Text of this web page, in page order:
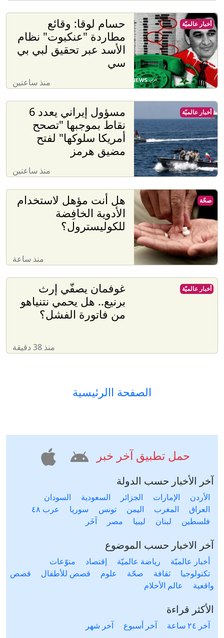
حسام لوقا: وقائع
مطاردة "عنكبوت" نظام
الأسد عبر تحقيق لبي بي
سي
منذ ساعتين
أخبار عالميّة
مسؤول إيراني يعدد 6
نقاط بموجبها "تصحح
أمريكا سلوكها" لفتح
مضيق هرمز
منذ ساعتين
أخبار عالميّة
هل أنت مؤهل لاستخدام
الأدوية الخافِضة
للكوليسترول؟
منذ ساعة
صحّة
غوفمان يصفّي إرث
برنيع.. هل يحمي نتنياهو
من فاتورة الفشل؟
منذ 38 دقيقة
أخبار عالميّة
الصفحة االرئيسية
حمل تطبيق آخر خبر
آخر الأخبار حسب الدولة
الأردن الإمارات الجزائر السعودية
السودان
العراق
المغرب اليمن تونس سوريا
عرب ٤٨
فلسطين
لبنان ليبيا مصر آخَر
آخر الاخبار حسب الموضوع
أخبار عالميّة رياضة عالميّة إقتصاد
منوّعات
تكنولوجيا
ثقافة صحّة علوم قصص للأطفال
قصص
واقعية
عالم الأحلام
الأكثر قراءة
آخر ٢٤ ساعة آخر أسبوع آخر شهر